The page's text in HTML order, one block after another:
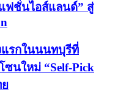
ฟชั่นไอส์แลนด์” สู่
แรกในนนทบุรีที่
ซนใหม่ “Self-Pick